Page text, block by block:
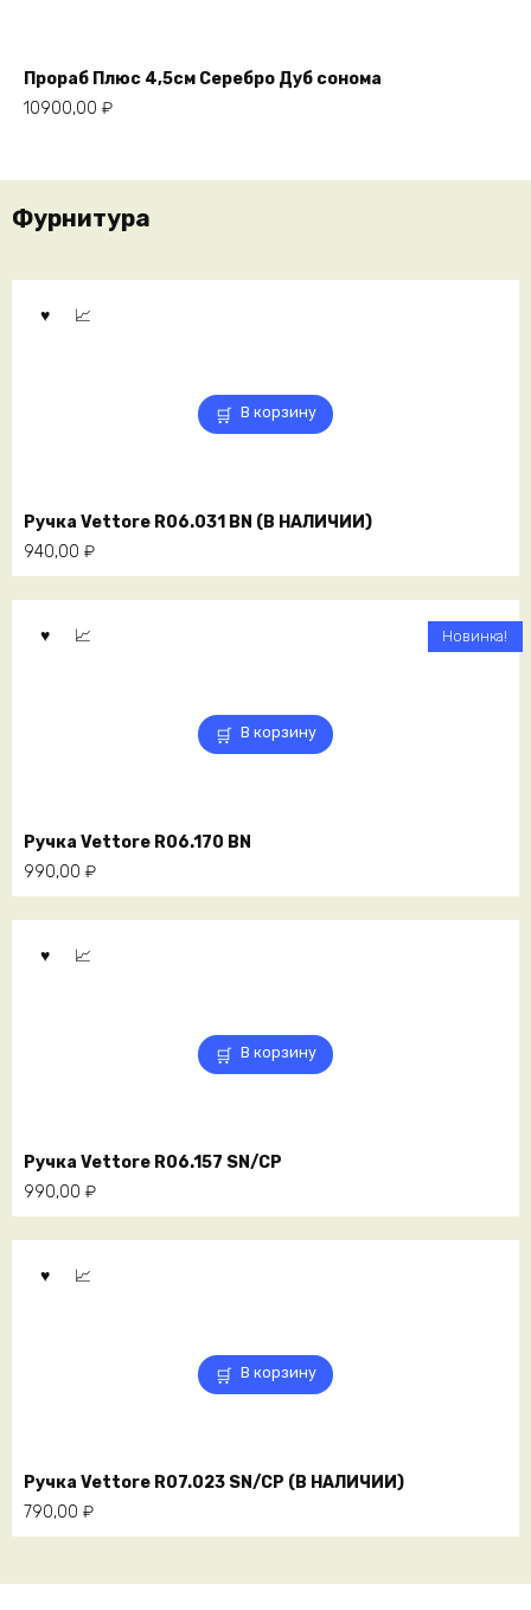
Прораб Плюс 4,5см Серебро Дуб сонома
10900,00 ₽
Фурнитура
В корзину
Ручка Vettore R06.031 BN (В НАЛИЧИИ)
940,00 ₽
В корзину
Новинка!
Ручка Vettore R06.170 BN
990,00 ₽
В корзину
Ручка Vettore R06.157 SN/CP
990,00 ₽
В корзину
Ручка Vettore R07.023 SN/CP (В НАЛИЧИИ)
790,00 ₽